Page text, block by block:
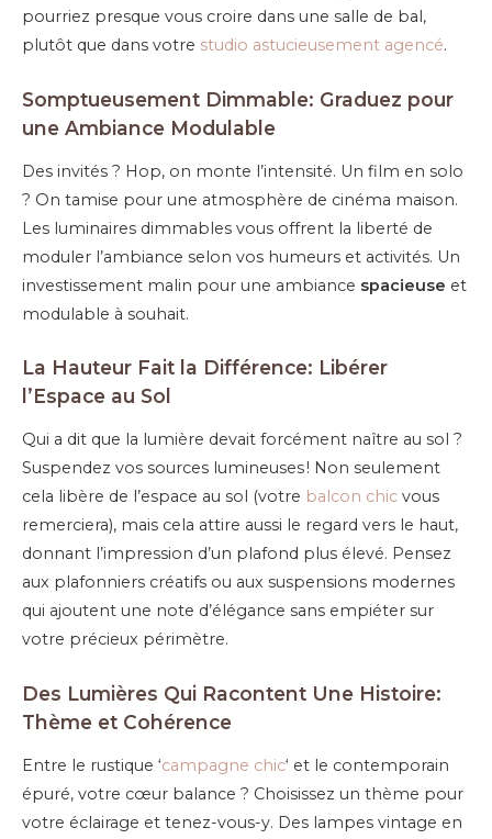
pourriez presque vous croire dans une salle de bal,
plutôt que dans votre studio astucieusement agencé.
Somptueusement Dimmable: Graduez pour
une Ambiance Modulable
Des invités ? Hop, on monte l’intensité. Un film en solo
? On tamise pour une atmosphère de cinéma maison.
Les luminaires dimmables vous offrent la liberté de
moduler l’ambiance selon vos humeurs et activités. Un
investissement malin pour une ambiance spacieuse et
modulable à souhait.
La Hauteur Fait la Différence: Libérer
l’Espace au Sol
Qui a dit que la lumière devait forcément naître au sol ?
Suspendez vos sources lumineuses ! Non seulement
cela libère de l’espace au sol (votre balcon chic vous
remerciera), mais cela attire aussi le regard vers le haut,
donnant l’impression d’un plafond plus élevé. Pensez
aux plafonniers créatifs ou aux suspensions modernes
qui ajoutent une note d’élégance sans empiéter sur
votre précieux périmètre.
Des Lumières Qui Racontent Une Histoire:
Thème et Cohérence
Entre le rustique ‘campagne chic‘ et le contemporain
épuré, votre cœur balance ? Choisissez un thème pour
votre éclairage et tenez-vous-y. Des lampes vintage en